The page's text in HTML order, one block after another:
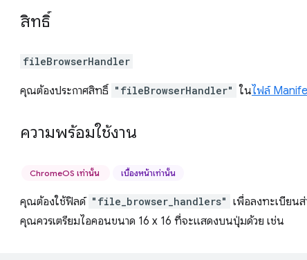
สิทธิ์
fileBrowserHandler
คุณต้องประกาศสิทธิ์ "fileBrowserHandler" ในไฟล์
ความพร้อมใช้งาน
ChromeOS เท่านั้น เบื้องหน้าเท่านั้น
คุณต้องใช้ฟิลด์ "file_browser_handlers" เพื่อลงทะเบียน
คุณควรเตรียมไอคอนขนาด 16 x 16 ที่จะแสดงบนปุ่มด้วย เช่น